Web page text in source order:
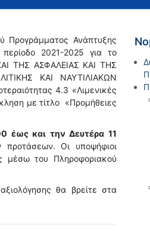
Προγράμματος Ανάπτυξης
2021-2025 για το
ΤΗΣ ΑΣΦΑΛΕΙΑΣ ΚΑΙ ΤΗΣ
ΚΑΙ ΝΑΥΤΙΛΙΑΚΩΝ
4.3 «Λιμενικές
με τίτλο «Προμήθειες
έως και την Δευτέρα 11
προτάσεων. Οι υποψήφιοι
μέσω του Πληροφοριακού
θα βρείτε στα